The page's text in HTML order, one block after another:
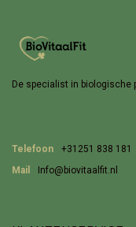
De specialist in biologische
Telefoon
+31251 838 181
Mail
Info@biovitaalfit.nl